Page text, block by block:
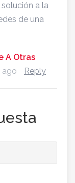
a la
de una
A Otras
ago Reply